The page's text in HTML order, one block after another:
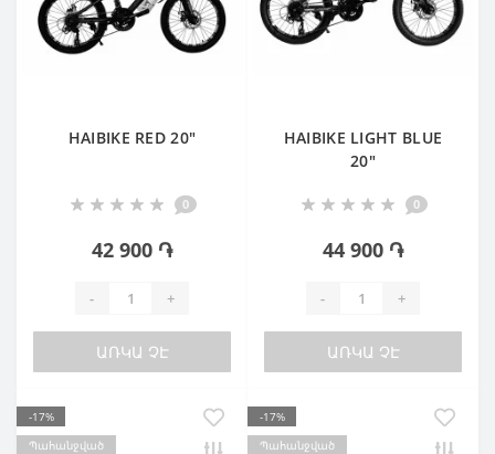
HAIBIKE RED 20"
0
42 900 ֏
- +
ԱՌԿԱ ՉԷ
HAIBIKE LIGHT BLUE
20"
0
44 900 ֏
- +
ԱՌԿԱ ՉԷ
-17%
Պահանջված
-17%
Պահանջված